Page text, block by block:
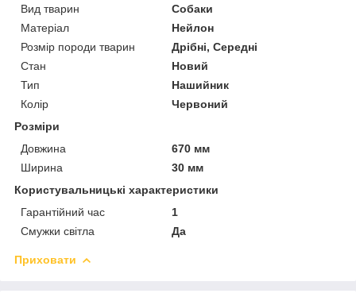
Вид тварин
Собаки
Матеріал
Нейлон
Розмір породи тварин
Дрібні, Середні
Стан
Новий
Тип
Нашийник
Колір
Червоний
Розміри
Довжина
670 мм
Ширина
30 мм
Користувальницькі характеристики
Гарантійний час
1
Смужки світла
Да
Приховати